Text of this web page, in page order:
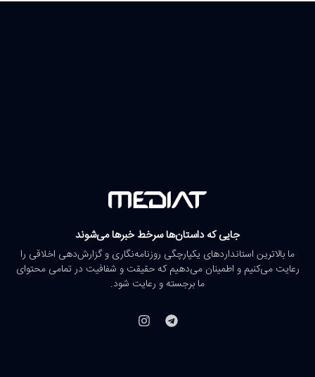
جایی که داستان‌ها سرخط خبرها می‌شوند
ما بالاترین استانداردهای یکپارچگی روزنامه‌نگاری و گزارش‌دهی اخلاقی را
رعایت می‌کنیم و اطمینان می‌دهیم که حقیقت و شفافیت در تمامی محتوای
ما برجسته و رعایت شود.